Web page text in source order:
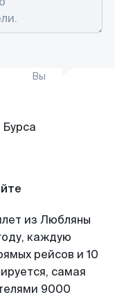
Вы
из Любляны
каждую
рейсов и 10
самая
9000